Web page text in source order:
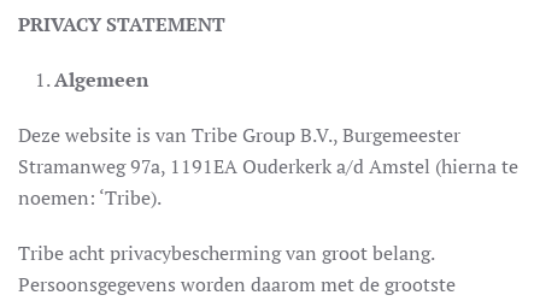
PRIVACY STATEMENT
Algemeen
Deze website is van Tribe Group B.V., Burgemeester
Stramanweg 97a, 1191EA Ouderkerk a/d Amstel (hierna te
noemen: ‘Tribe).
Tribe acht privacybescherming van groot belang.
Persoonsgegevens worden daarom met de grootste